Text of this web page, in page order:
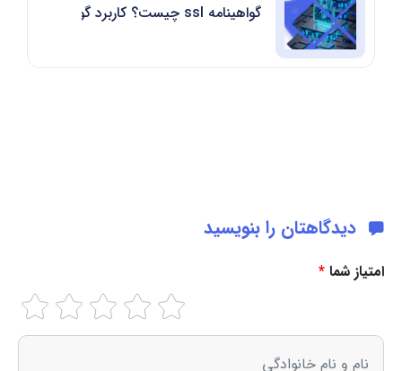
گواهینامه ssl چیست؟ کاربرد گواهینامه اس اس ال
دیدگاهتان را بنویسید
امتیاز شما *